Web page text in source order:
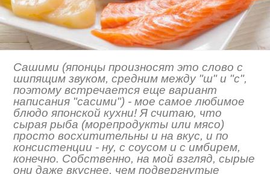
Сашими (японцы произносят это слово с
шипящим звуком, средним между "ш" и "с",
поэтому встречается еще вариант
написания "сасими") - мое самое любимое
блюдо японской кухни! Я считаю, что
сырая рыба (морепродукты или мясо)
просто восхитительны и на вкус, и по
консистенции - ну, с соусом и с имбирем,
конечно. Собственно, на мой взгляд, сырые
они даже вкуснее, чем подвергнутые